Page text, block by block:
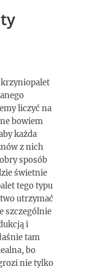
liczyć na
bowiem
każda
z nich
sposób
świetnie
tego typu
utrzymać
szczególnie
i
tam
bo
nie tylko